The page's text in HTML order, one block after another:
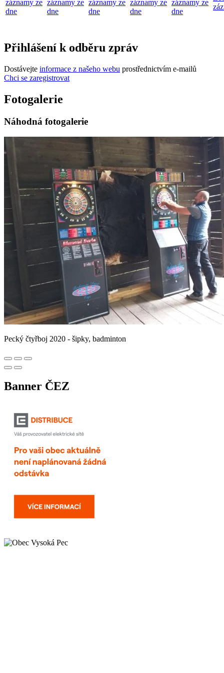
záznamy ze
dne
záznamy ze
dne
záznamy ze
dne
záznamy ze
dne
záznamy ze
dne
Přihlášení k odběru zpráv
Dostávejte informace z našeho webu prostřednictvím e-mailů
Chci se zaregistrovat
Fotogalerie
Náhodná fotogalerie
Pecký čtyřboj 2020 - šipky, badminton
Banner ČEZ